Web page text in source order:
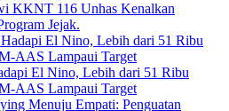
KKNT 116 Unhas Kenalkan
Jejak.
El Nino, Lebih dari 51 Ribu
AAS Lampaui Target